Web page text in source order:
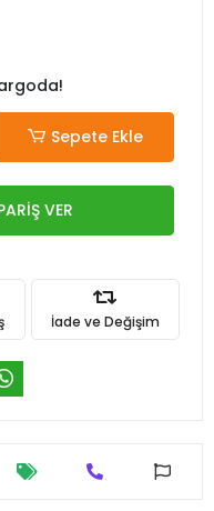
Sepete Ekle
VER
İade ve Değişim